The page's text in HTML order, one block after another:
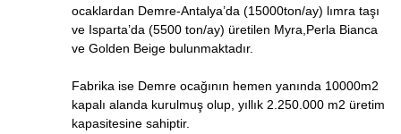
ocaklardan Demre-Antalya’da (15000ton/ay) lımra taşı
ve Isparta’da (5500 ton/ay) üretilen Myra,Perla Bianca
ve Golden Beige bulunmaktadır.
Fabrika ise Demre ocağının hemen yanında 10000m2
kapalı alanda kurulmuş olup, yıllık 2.250.000 m2 üretim
kapasitesine sahiptir.